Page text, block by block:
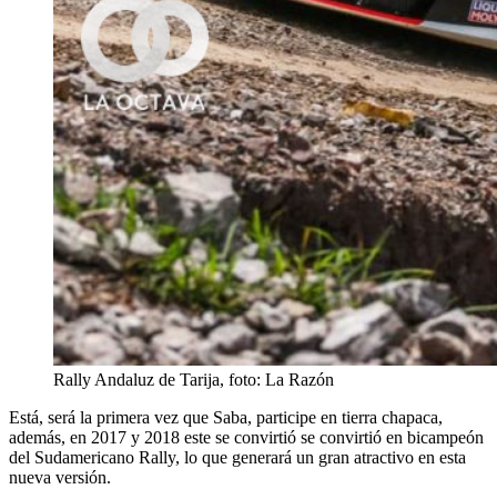
Rally Andaluz de Tarija, foto: La Razón
Está, será la primera vez que Saba, participe en tierra chapaca,
además, en 2017 y 2018 este se convirtió se convirtió en bicampeón
del Sudamericano Rally, lo que generará un gran atractivo en esta
nueva versión.